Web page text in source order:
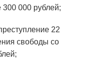
000 рублей;
22
свободы со